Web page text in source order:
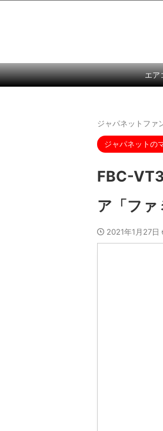
エア
ジャパネットファ
ジャパネットの
FBC-
ア「フ
2021年1月27日